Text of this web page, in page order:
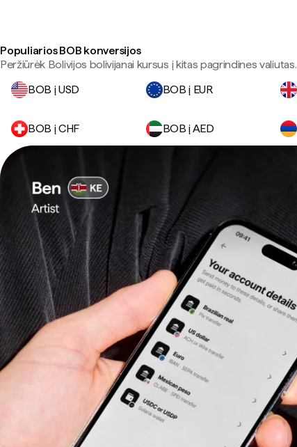
Populiarios BOB konversijos
Peržiūrėk Bolivijos bolivijanai kursus į kitas pagrindines valiutas.
BOB į USD
BOB į EUR
BOB į CHF BOB į AED